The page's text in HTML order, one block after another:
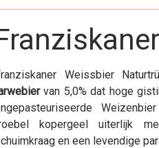
Weissbier
van 5,0% dat hoge
kopergeel uiterlijk
en een levendige